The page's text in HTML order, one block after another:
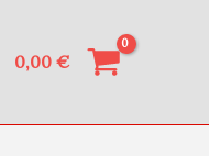
0,00 €